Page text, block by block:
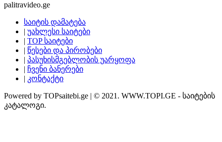
palitravideo.ge
საიტის დამატება
| უახლესი საიტები
| TOP საიტები
| წესები და პირობები
| პასუხისმგებლობის უარყოფა
| ჩვენი ბანერები
| კონტაქტი
Powered by TOPsaitebi.ge | © 2021. WWW.TOPI.GE - საიტების
კატალოგი.